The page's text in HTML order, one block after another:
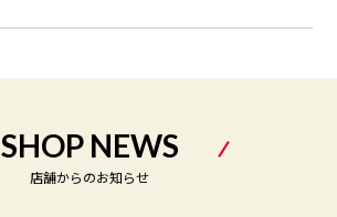
SHOP NEWS
店舗からのお知らせ